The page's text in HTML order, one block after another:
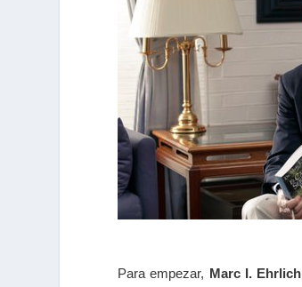
Para empezar, Marc I. Ehrlich